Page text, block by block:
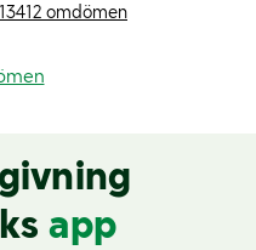
13412 omdömen
app